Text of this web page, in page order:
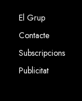
El Grup
Contacte
Subscripcions
Publicitat